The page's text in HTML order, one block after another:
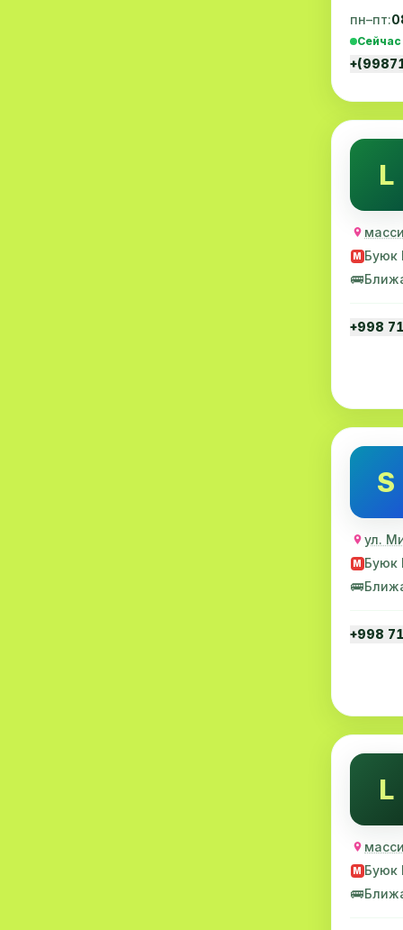
пн–пт:
L
M Буюк
🚌
+998
S
ул.
M Буюк
🚌
+998
L
M Буюк
🚌